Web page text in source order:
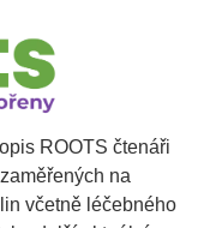
ROOTS čtenáři
na
včetně léčebného